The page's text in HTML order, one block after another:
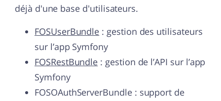
déjà d'une base d'utilisateurs.
FOSUserBundle : gestion des utilisateurs
sur l’app Symfony
FOSRestBundle : gestion de l’API sur l’app
Symfony
FOSOAuthServerBundle : support de